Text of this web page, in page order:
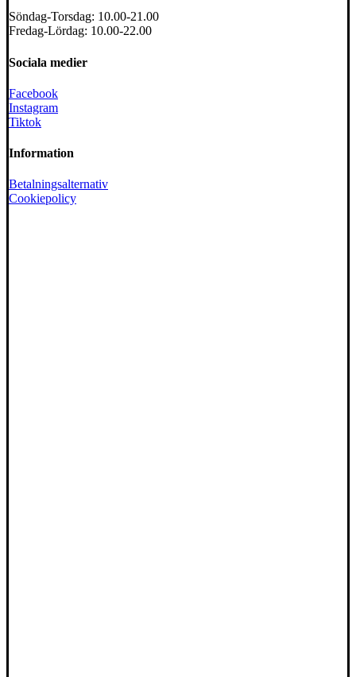
Söndag-Torsdag: 10.00-21.00
Fredag-Lördag: 10.00-22.00
Sociala medier
Facebook
Instagram
Tiktok
Information
Betalningsalternativ
Cookiepolicy